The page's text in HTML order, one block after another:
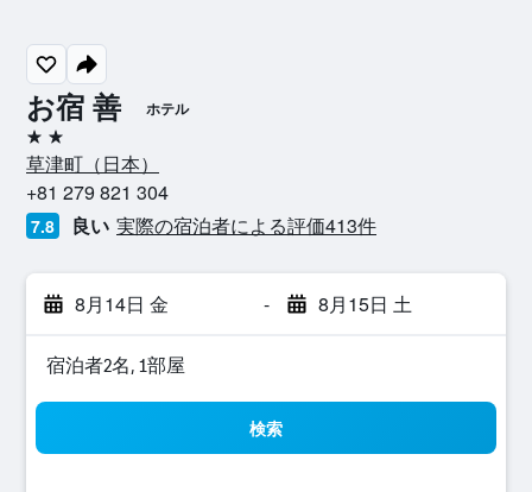
お宿 善 ホテル
2つ星
草津町​（日本​）​
+81 279 821 304
7.8 良い 実際の宿泊者による評価413​件
8月14日 金 - 8月15日 土
宿泊者2名, 1​部屋
検索